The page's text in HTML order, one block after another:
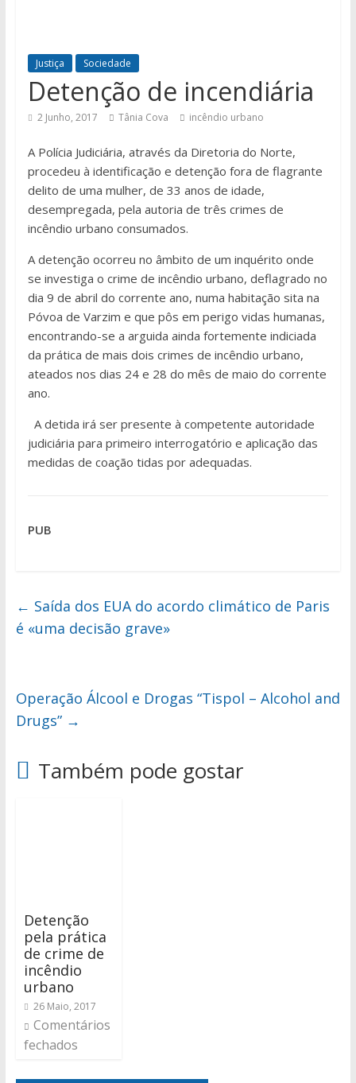
Justiça Sociedade
Detenção de incendiária
2 Junho, 2017 Tânia Cova incêndio urbano
A Polícia Judiciária, através da Diretoria do Norte,
procedeu à identificação e detenção fora de flagrante
delito de uma mulher, de 33 anos de idade,
desempregada, pela autoria de três crimes de
incêndio urbano consumados.
A detenção ocorreu no âmbito de um inquérito onde
se investiga o crime de incêndio urbano, deflagrado no
dia 9 de abril do corrente ano, numa habitação sita na
Póvoa de Varzim e que pôs em perigo vidas humanas,
encontrando-se a arguida ainda fortemente indiciada
da prática de mais dois crimes de incêndio urbano,
ateados nos dias 24 e 28 do mês de maio do corrente
ano.
A detida irá ser presente à competente autoridade
judiciária para primeiro interrogatório e aplicação das
medidas de coação tidas por adequadas.
PUB
← Saída dos EUA do acordo climático de Paris
é «uma decisão grave»
Operação Álcool e Drogas “Tispol – Alcohol and
Drugs” →
Também pode gostar
Detenção
pela prática
de crime de
incêndio
urbano
26 Maio, 2017
Comentários
fechados